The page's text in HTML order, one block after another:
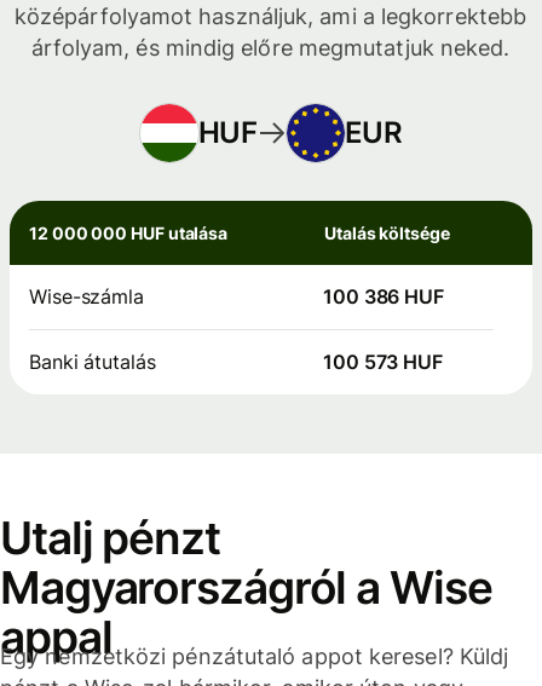
középárfolyamot használjuk, ami a legkorrektebb
árfolyam, és mindig előre megmutatjuk neked.
HUF EUR
12 000 000 HUF utalása Utalás költsége
Wise-számla 100 386 HUF
Banki átutalás 100 573 HUF
Utalj pénzt
Magyarországról a Wise
appal
Egy nemzetközi pénzátutaló appot keresel? Küldj